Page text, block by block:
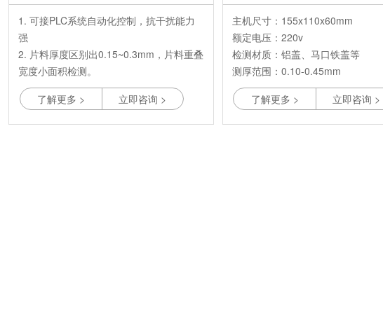
1. 可接PLC系统自动化控制，抗干扰能力
强
2. 片料厚度区别出0.15~0.3mm，片料重叠
宽度小面积检测。
3. 高速检测度可达到800次/分钟，响应时
间5毫秒，极速反应。
4. 采用全进口原配件，出厂前严格多重检
了解更多 > 立即咨询 >
主机尺寸：155x110x60mm
额定电压：220v
检测材质：铝盖、马口铁盖等
测厚范围：0.10-0.45mm
了解更多 >
立即咨询 >